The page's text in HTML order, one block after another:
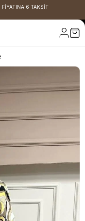
FİYATINA 6 TAKSİT